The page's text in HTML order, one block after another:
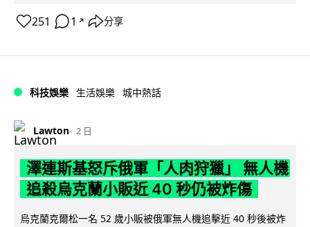
251 1 ↗ 分享
科技娛樂 生活娛樂 城中熱話
Lawton 2 日
澤連斯基怒斥俄軍「人肉狩獵」 無人機
追殺烏克蘭小販近 40 秒仍被炸傷
烏克蘭克爾松一名 52 歲小販被俄軍無人機追擊近 40 秒後被炸